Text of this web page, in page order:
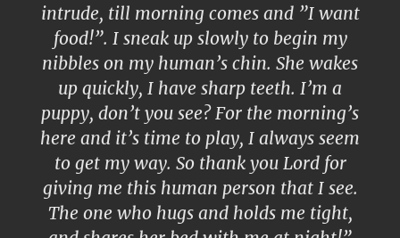
intrude, till morning comes and ”I want
food!”. I sneak up slowly to begin my
nibbles on my human’s chin. She wakes
up quickly, I have sharp teeth. I’m a
puppy, don’t you see? For the morning’s
here and it’s time to play, I always seem
to get my way. So thank you Lord for
giving me this human person that I see.
The one who hugs and holds me tight,